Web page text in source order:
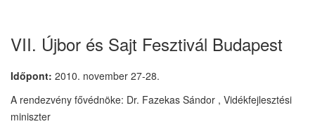
VII. Újbor és Sajt Fesztivál Budapest
Időpont: 2010. november 27-28.
A rendezvény fővédnöke: Dr. Fazekas Sándor , Vidékfejlesztési
miniszter